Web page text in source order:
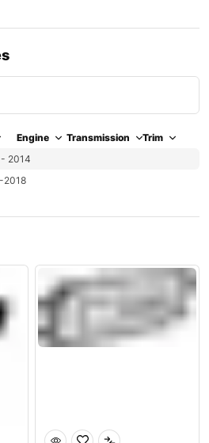
Engine Transmission
Trim
- 2014
2018